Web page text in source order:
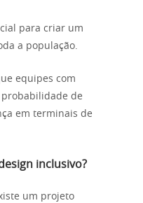
para criar um
a população.
equipes com
de
em terminais de
inclusivo?
um projeto